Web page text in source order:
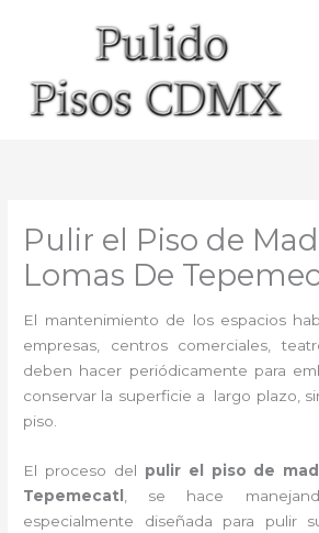
Pulir el Piso de
Lomas De
El mantenimiento de los espacios
empresas, centros comerciales,
deben hacer periódicamente para
conservar la superficie a largo plazo,
piso.
El proceso del pulir el piso de
Tepemecatl
, se hace
especialmente diseñada para pulir